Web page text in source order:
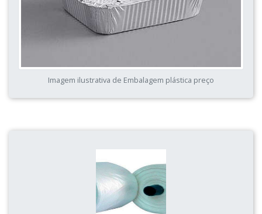
Imagem ilustrativa de Embalagem plástica preço